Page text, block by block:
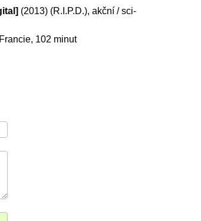
(2013) (R.I.P.D.), akční / sci-
102 minut